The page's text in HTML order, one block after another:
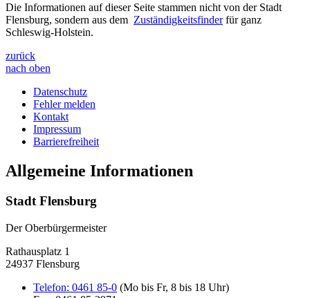
Die Informationen auf dieser Seite stammen nicht von der Stadt
Flensburg, sondern aus dem Zuständigkeitsfinderfür ganz
Schleswig-Holstein.
zurück
nach oben
Datenschutz
Fehler melden
Kontakt
Impressum
Barrierefreiheit
Allgemeine Informationen
Stadt Flensburg
Der Oberbürgermeister
Rathausplatz 1
24937 Flensburg
Telefon: 0461 85-0 (Mo bis Fr, 8 bis 18 Uhr)